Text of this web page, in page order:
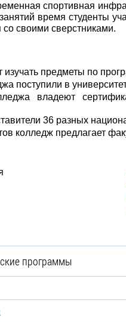
спортивная
время студенты
своими сверстниками.
изучать предметы по
поступили в
владеют
36 разных
колледж предлагает
программы